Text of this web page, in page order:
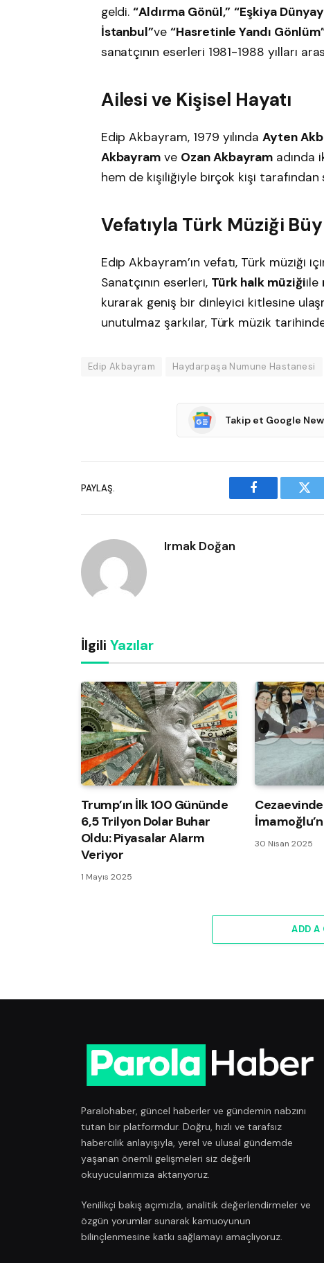
geldi.“Aldırma Gönül,” “Eşkiya
İstanbul”ve “Hasretinle Yandı
sanatçının eserleri 1981-1988 yılları
Ailesi ve Kişisel Hayatı
Edip Akbayram, 1979 yılındaAyten
Akbayram ve Ozan Akbayram adında
hem de kişiliğiyle birçok kişi tarafından
Vefatıyla Türk Müziği
Edip Akbayram’ın vefatı, Türk müziği
Sanatçının eserleri, Türk halk müziğiile
kurarak geniş bir dinleyici kitlesine
unutulmaz şarkılar, Türk müzik
Edip Akbayram Haydarpaşa Numune Hastanesi
Takip et Google
PAYLAŞ.
Facebook
Irmak Doğan
İlgili Yazılar
Trump’ın İlk 100 Gününde
6,5 Trilyon Dolar Buhar
Oldu: Piyasalar Alarm
Veriyor
1 Mayıs 2025
30 Nisan 2025
ADD A
Paralohaber, güncel haberler ve gündemin nabzını
tutan bir platformdur. Doğru, hızlı ve tarafsız
habercilik anlayışıyla, yerel ve ulusal gündemde
yaşanan önemli gelişmeleri siz değerli
okuyucularımıza aktarıyoruz.
Yenilikçi bakış açımızla, analitik değerlendirmeler ve
özgün yorumlar sunarak kamuoyunun
bilinçlenmesine katkı sağlamayı amaçlıyoruz.